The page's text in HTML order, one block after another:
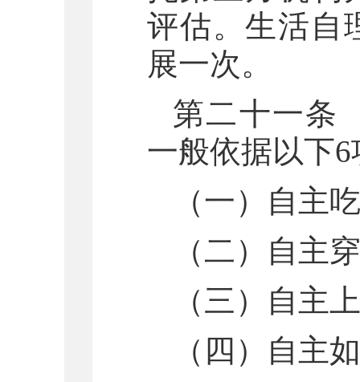
评估。生活自
展一次。
第二十一条
一般依据以下
（一）自主
（二）自主
（三）自主
（四）自主